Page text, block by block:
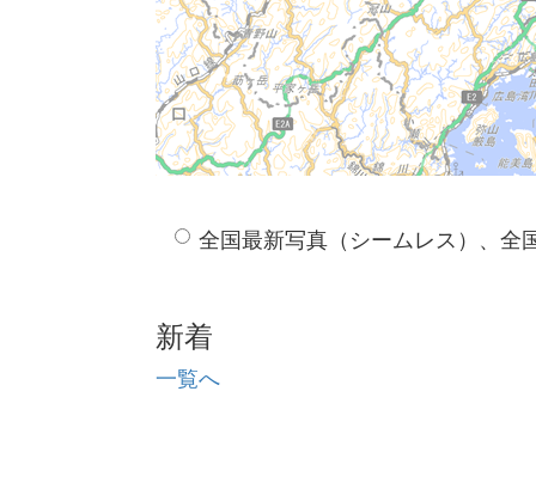
全国最新写真（シームレス）、全
新着
一覧へ